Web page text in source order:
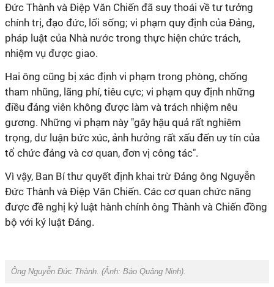
Đức Thành và Điệp Văn Chiến đã suy thoái về tư tưởng
chính trị, đạo đức, lối sống; vi phạm quy định của Đảng,
pháp luật của Nhà nước trong thực hiện chức trách,
nhiệm vụ được giao.
Hai ông cũng bị xác định vi phạm trong phòng, chống
tham nhũng, lãng phí, tiêu cực; vi phạm quy định những
điều đảng viên không được làm và trách nhiệm nêu
gương. Những vi phạm này "gây hậu quả rất nghiêm
trọng, dư luận bức xúc, ảnh hưởng rất xấu đến uy tín của
tổ chức đảng và cơ quan, đơn vị công tác".
Vì vậy, Ban Bí thư quyết định khai trừ Đảng ông Nguyễn
Đức Thành và Điệp Văn Chiến. Các cơ quan chức năng
được đề nghị kỷ luật hành chính ông Thành và Chiến đồng
bộ với kỷ luật Đảng.
Ông Nguyễn Đức Thành. (Ảnh: Báo Quảng Ninh).